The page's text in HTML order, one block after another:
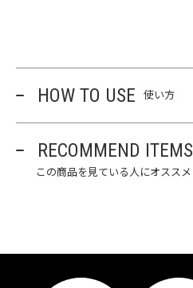
HOW TO USE 使い方
RECOMMEND ITEMS
この商品を見ている人にオススメ